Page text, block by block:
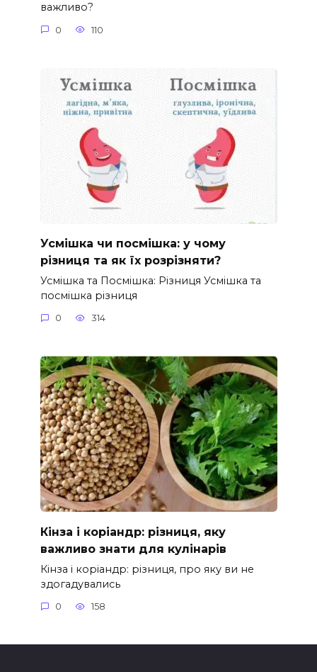
важливо?
0 110
Усмішка чи посмішка: у чому
різниця та як їх розрізняти?
Усмішка та Посмішка: Різниця Усмішка та
посмішка різниця
0 314
Кінза і коріандр: різниця, яку
важливо знати для кулінарів
Кінза і коріандр: різниця, про яку ви не
здогадувались
0 158